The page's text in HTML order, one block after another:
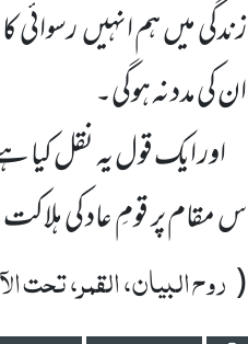
زندگی میں ہم انہیں
ان کی مدد نہ ہوگی۔
اور ایک قول یہ نقل کیا
س مقام پر قومِ عاد کی
( روح البیان، القمر، تحت